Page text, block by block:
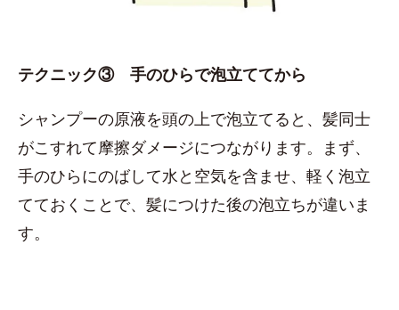
テクニック③ 手のひらで泡立ててから
シャンプーの原液を頭の上で泡立てると、髪同士
がこすれて摩擦ダメージにつながります。まず、
手のひらにのばして水と空気を含ませ、軽く泡立
てておくことで、髪につけた後の泡立ちが違いま
す。